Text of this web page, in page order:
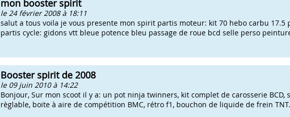
mon booster spirit
le 24 février 2008 à 18:11
salut a tous voila je vous presente mon spirit partis moteur: kit 70 hebo carbu 17.5
partis cycle: gidons vtt bleue potence bleu passage de roue bcd selle perso
Booster spirit de 2008
le 09 juin 2010 à 14:22
Bonjour, Sur mon scoot il y a: un pot ninja twinners, kit complet de carosserie BCD,
règlable, boite à aire de compétition BMC, rétro f1, bouchon de liquide de frein